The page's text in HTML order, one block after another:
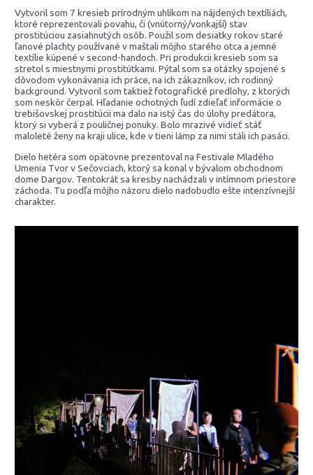
Vytvoril som 7 kresieb prírodným uhlíkom na nájdených textíliách,
ktoré reprezentovali povahu, či (vnútorný/vonkajší) stav
prostitúciou zasiahnutých osôb. Použil som desiatky rokov staré
ľanové plachty používané v maštali môjho starého otca a jemné
textílie kúpené v second-handoch. Pri produkcii kresieb som sa
stretol s miestnymi prostitútkami. Pýtal som sa otázky spojené s
dôvodom vykonávania ich práce, na ich zákazníkov, ich rodinný
background. Vytvoril som taktiež fotografické predlohy, z ktorých
som neskôr čerpal. Hľadanie ochotných ľudí zdieľať informácie o
trebišovskej prostitúcii ma dalo na istý čas do úlohy predátora,
ktorý si vyberá z pouličnej ponuky. Bolo mrazivé vidieť stáť
maloleté ženy na kraji ulice, kde v tieni lámp za nimi stáli ich pasáci.
Dielo hetéra som opätovne prezentoval na Festivale Mladého
Umenia Tvor v Sečovciach, ktorý sa konal v bývalom obchodnom
dome Dargov. Tentokrát sa kresby nachádzali v intímnom priestore
záchoda. Tu podľa môjho názoru dielo nadobudlo ešte intenzívnejší
charakter.